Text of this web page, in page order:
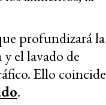
profundizará la
el lavado de
Ello coincide
.